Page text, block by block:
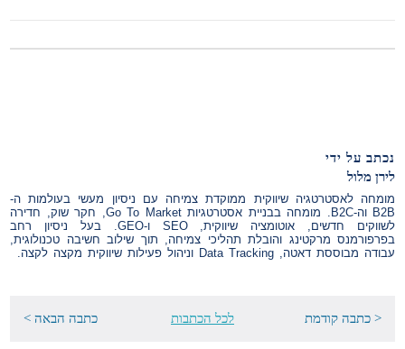
נכתב על ידי
לירן מלול
מומחה לאסטרטגיה שיווקית ממוקדת צמיחה עם ניסיון מעשי בעולמות ה-
B2B וה-B2C. מומחה בבניית אסטרטגיות Go To Market, חקר שוק, חדירה
לשווקים חדשים, אוטומציה שיווקית, SEO ו-GEO. בעל ניסיון רחב
בפרפורמנס מרקטינג והובלת תהליכי צמיחה, תוך שילוב חשיבה טכנולוגית,
עבודה מבוססת דאטה, Data Tracking וניהול פעילות שיווקית מקצה לקצה.
< כתבה קודמת לכל הכתבות כתבה הבאה >